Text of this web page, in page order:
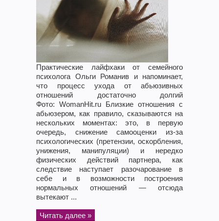
Практические лайфхаки от семейного
психолога Ольги Романив и напоминает,
что процесс ухода от абьюзивных
отношений достаточно долгий
Фото: WomanHit.ru Близкие отношения с
абьюзером, как правило, сказываются на
нескольких моментах: это, в первую
очередь, снижение самооценки из-за
психологических (претензии, оскорбления,
унижения, манипуляции) и нередко
физических действий партнера, как
следствие наступает разочарование в
себе и в возможности построения
нормальных отношений — отсюда
вытекают ...
Читать далее »